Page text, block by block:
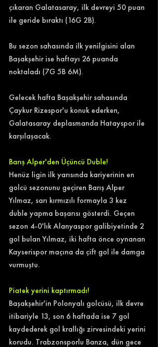
çıkaran Galatasaray, ilk devreyi 50 puan
ile geride bıraktı (16G 2B).
Bu sezon sahasında ilk yenilgisini alan
Başakşehir ise haftayı 26 puanda
noktaladı (7G 5B 6M).
Gelecek hafta Başakşehir sahasında
Çaykur Rizespor'u konuk ederken,
Galatasaray deplasmanda Hatayspor ile
karşılaşacak.
Barış Alper'den Üçüncü Duble!
Henüz ligin ilk yarısında kariyerinin en
golcü sezonunu geçiren Barış Alper
Yılmaz, sarı kırmızılı formayla 3 kez
duble yapma başarısı gösterdi. Geçen
sezon 4-0'lık Alanyaspor galibiyetinde 2
gol bulan Yılmaz, iki hafta önce oynanan
Kayserispor maçına da çift gol ile damga
vurmuştu.
Piatek yerini kaptırmadı!
Başakşehir'in Polonyalı golcüsü, ilk devre
itibariyle 13, son 6 haftada ise 7 gol
kaydederek gol krallığı zirvesindeki yerini
korudu. Trabzonsporlu Banza, dün gece